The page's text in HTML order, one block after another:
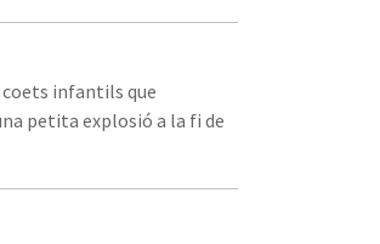
coets infantils que
petita explosió a la fi de